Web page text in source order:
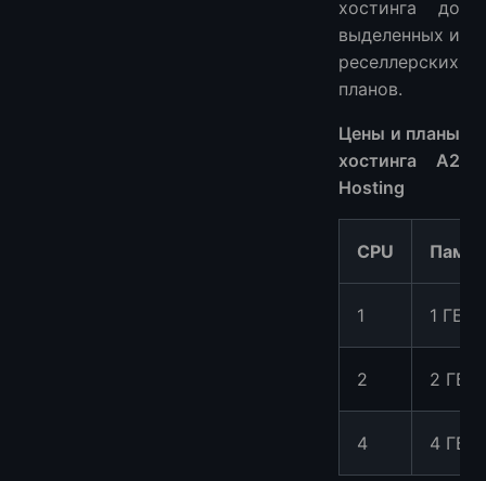
хостинга до
выделенных и
реселлерских
планов.
Цены и планы
хостинга A2
Hosting
CPU
1 1 ГБ
2 2 ГБ
4 4 ГБ